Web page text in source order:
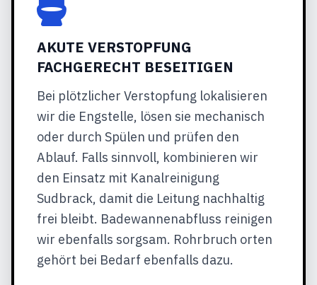
AKUTE VERSTOPFUNG
FACHGERECHT BESEITIGEN
Bei plötzlicher Verstopfung lokalisieren
wir die Engstelle, lösen sie mechanisch
oder durch Spülen und prüfen den
Ablauf. Falls sinnvoll, kombinieren wir
den Einsatz mit Kanalreinigung
Sudbrack, damit die Leitung nachhaltig
frei bleibt. Badewannenabfluss reinigen
wir ebenfalls sorgsam. Rohrbruch orten
gehört bei Bedarf ebenfalls dazu.